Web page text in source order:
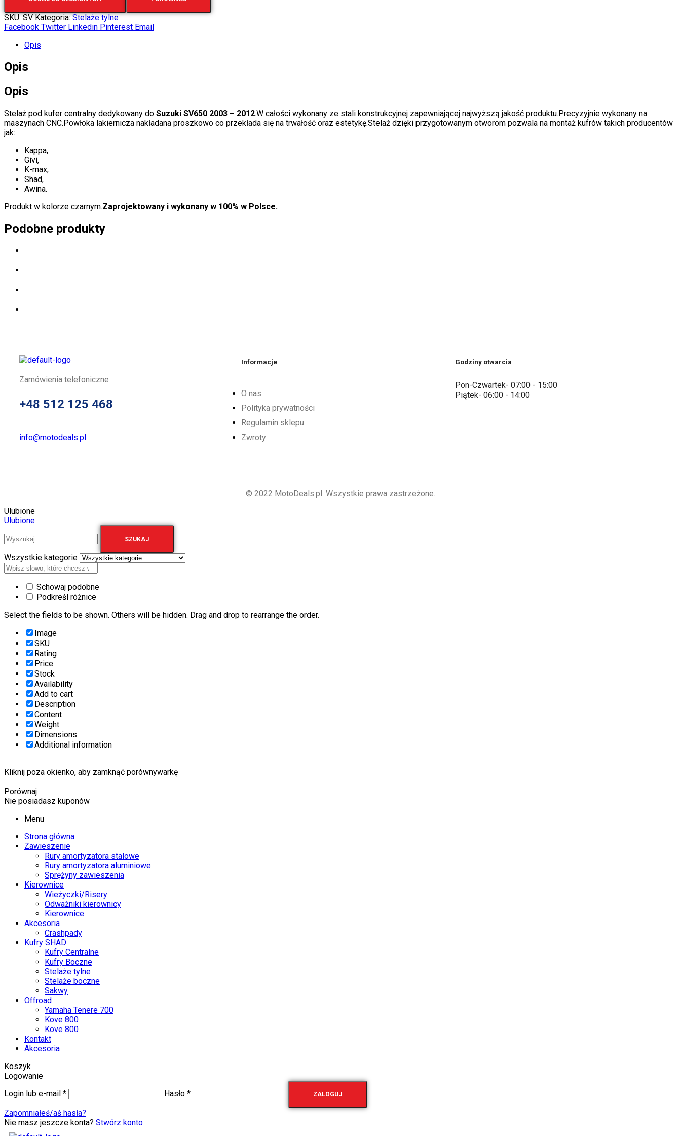
SKU:SV Kategoria:Stelaże tylne
Facebook Twitter Linkedin Pinterest Email
Opis
Opis
Opis
Stelaż pod kufer centralny dedykowany do Suzuki SV650 2003 – 2012.W całości wykonany ze stali konstrukcyjnej zapewniającej najwyższą jakość produktu.Precyzyjnie wykonany na
maszynach CNC.Powłoka lakiernicza nakładana proszkowo co przekłada się na trwałość oraz estetykę.Stelaż dzięki przygotowanym otworom pozwala na montaż kufrów takich producentów
jak:
Kappa,
Givi,
K-max,
Shad,
Awina.
Produkt w kolorze czarnym.Zaprojektowany i wykonany w 100% w Polsce.
Podobne produkty
Zamówienia telefoniczne
+48 512 125 468
info@motodeals.pl
Informacje
O nas
Polityka prywatności
Regulamin sklepu
Zwroty
Godziny otwarcia
Pon-Czwartek- 07:00 - 15:00
Piątek- 06:00 - 14:00
© 2022 MotoDeals.pl. Wszystkie prawa zastrzeżone.
Ulubione
Ulubione
SZUKAJ
Wszystkie kategorie
Schowaj podobne
Podkreśl różnice
Select the fields to be shown. Others will be hidden. Drag and drop to rearrange the order.
Image
SKU
Rating
Price
Stock
Availability
Add to cart
Description
Content
Weight
Dimensions
Additional information
Kliknij poza okienko, aby zamknąć porównywarkę
Porównaj
Nie posiadasz kuponów
Menu
Strona główna
Zawieszenie
Rury amortyzatora stalowe
Rury amortyzatora aluminiowe
Sprężyny zawieszenia
Kierownice
Wieżyczki/Risery
Odważniki kierownicy
Kierownice
Akcesoria
Crashpady
Kufry SHAD
Kufry Centralne
Kufry Boczne
Stelaże tylne
Stelaże boczne
Sakwy
Offroad
Yamaha Tenere 700
Kove 800
Kove 800
Kontakt
Akcesoria
Koszyk
Logowanie
Login lub e-mail * Hasło * ZALOGUJ
Zapomniałeś/aś hasła?
Nie masz jeszcze konta? Stwórz konto